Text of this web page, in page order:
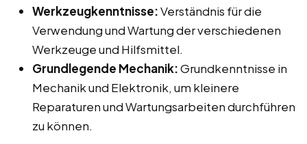
Werkzeugkenntnisse:Verständnis für die
Verwendung und Wartung der verschiedenen
Werkzeuge und Hilfsmittel.
Grundlegende Mechanik:Grundkenntnisse in
Mechanik und Elektronik, um kleinere
Reparaturen und Wartungsarbeiten durchführen
zu können.